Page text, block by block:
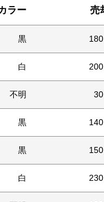
ラー 売
黒
白
不明
黒
黒
白